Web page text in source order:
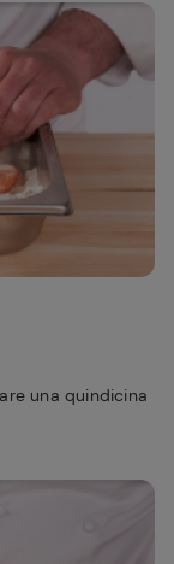
una quindicina